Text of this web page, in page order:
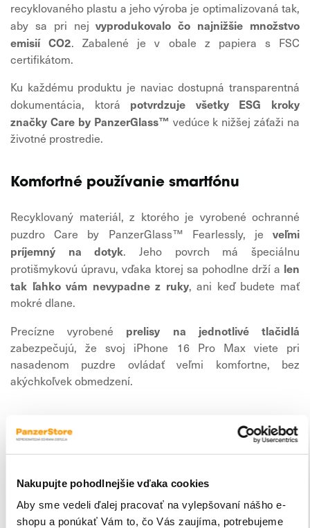
Nakupujte pohodlnejšie vďaka cookies
Aby sme vedeli ďalej pracovať na vylepšovaní nášho e-
shopu a ponúkať Vám to, čo Vás zaujíma, potrebujeme
recyklovaného plastu a jeho výroba je optimalizovaná tak,
aby sa pri nejvyprodukovalo čo najnižšie množstvo
emisií CO2. Zabalené je v obale z papiera s FSC
certifikátom.
Ku každému produktu je naviac dostupná transparentná
dokumentácia, ktorá potvrdzuje všetky ESG kroky
značky Care by PanzerGlass™ vedúce k nižšej záťaži na
životné prostredie.
Komfortné používanie smartfónu
Recyklovaný materiál, z ktorého je vyrobené ochranné
puzdro Care by PanzerGlass™ Fearlessly, je veľmi
príjemný na dotyk. Jeho povrch má špeciálnu
protišmykovú úpravu, vďaka ktorej sa pohodlne drží a len
tak ľahko vám nevypadne z ruky, ani keď budete mať
mokré dlane.
Precízne vyrobené prelisy na jednotlivé tlačidlá
zabezpečujú, že svoj iPhone 16 Pro Max viete pri
nasadenom puzdre ovládať veľmi komfortne, bez
akýchkoľvek obmedzení.
Kompatibilita s MagSafe
Ochranné puzdro Care by PanzerGlass™ Fearlessly má v